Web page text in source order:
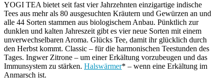
YOGI TEA bietet seit fast vier Jahrzehnten einzigartige indische
Tees aus mehr als 80 ausgesuchten Kräutern und Gewürzen an und
alle 44 Sorten stammen aus biologischem Anbau. Pünktlich zur
dunklen und kalten Jahreszeit gibt es vier neue Sorten mit einem
unverwechselbaren Aroma. Glücks Tee, damit ihr glücklich durch
den Herbst kommt. Classic – für die harmonischen Teestunden des
Tages. Ingwer Zitrone – um einer Erkältung vorzubeugen und das
Immunsystem zu stärken. Halswärmer* – wenn eine Erkältung im
Anmarsch ist.